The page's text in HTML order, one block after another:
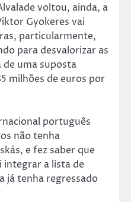
voltou, ainda, a
Gyokeres vai
particularmente,
para desvalorizar as
uma suposta
milhões de euros por
português
não tenha
e fez saber que
integrar a lista de
já tenha regressado